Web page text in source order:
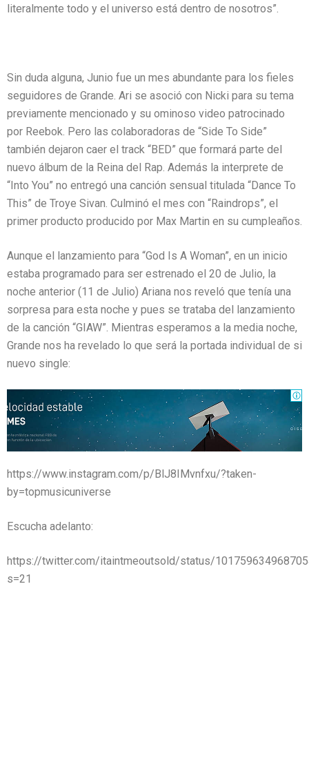
literalmente todo y el universo está dentro de nosotros”.
Sin duda alguna, Junio fue un mes abundante para los fieles
seguidores de Grande. Ari se asoció con Nicki para su tema
previamente mencionado y su ominoso video patrocinado
por Reebok. Pero las colaboradoras de “Side To Side”
también dejaron caer el track “BED” que formará parte del
nuevo álbum de la Reina del Rap. Además la interprete de
“Into You” no entregó una canción sensual titulada “Dance To
This” de Troye Sivan. Culminó el mes con “Raindrops”, el
primer producto producido por Max Martin en su cumpleaños.
Aunque el lanzamiento para “God Is A Woman”, en un inicio
estaba programado para ser estrenado el 20 de Julio, la
noche anterior (11 de Julio) Ariana nos reveló que tenía una
sorpresa para esta noche y pues se trataba del lanzamiento
de la canción “GIAW”. Mientras esperamos a la media noche,
Grande nos ha revelado lo que será la portada individual de si
nuevo single:
https://www.instagram.com/p/BlJ8IMvnfxu/?taken-
by=topmusicuniverse
Escucha adelanto:
https://twitter.com/itaintmeoutsold/status/
s=21